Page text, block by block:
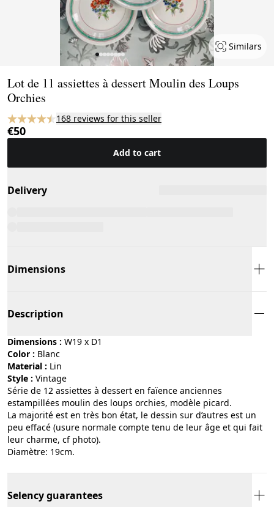
Similars
Lot de 11 assiettes à dessert Moulin des Loups
Orchies
168 reviews for this seller
€50
Add to cart
Delivery
Dimensions
Description
Dimensions : W19 x D1
Color :
blanc
Material :
lin
Style :
vintage
Série de 12 assiettes à dessert en faïence anciennes
estampillées moulin des loups orchies, modèle picard.
La majorité est en très bon état, le dessin sur d’autres est un
peu effacé (usure normale compte tenu de leur âge et qui fait
leur charme, cf photo).
Diamètre: 19cm.
Selency guarantees